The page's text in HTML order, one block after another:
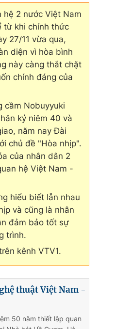
hệ 2 nước Việt Nam
từ khi chính thức
27/11 vừa qua,
diện vì hòa bình
này càng thắt chặt
chính đáng của
cầm Nobuyyuki
kỷ niêm 40 và
năm nay Đài
chủ đề "Hòa nhịp".
của nhân dân 2
hệ Việt Nam -
hiểu biết lẫn nhau
và cũng là nhân
đảm bảo tốt sự
trình.
kênh VTV1.
thuật Việt Nam -
50 năm thiết lập quan